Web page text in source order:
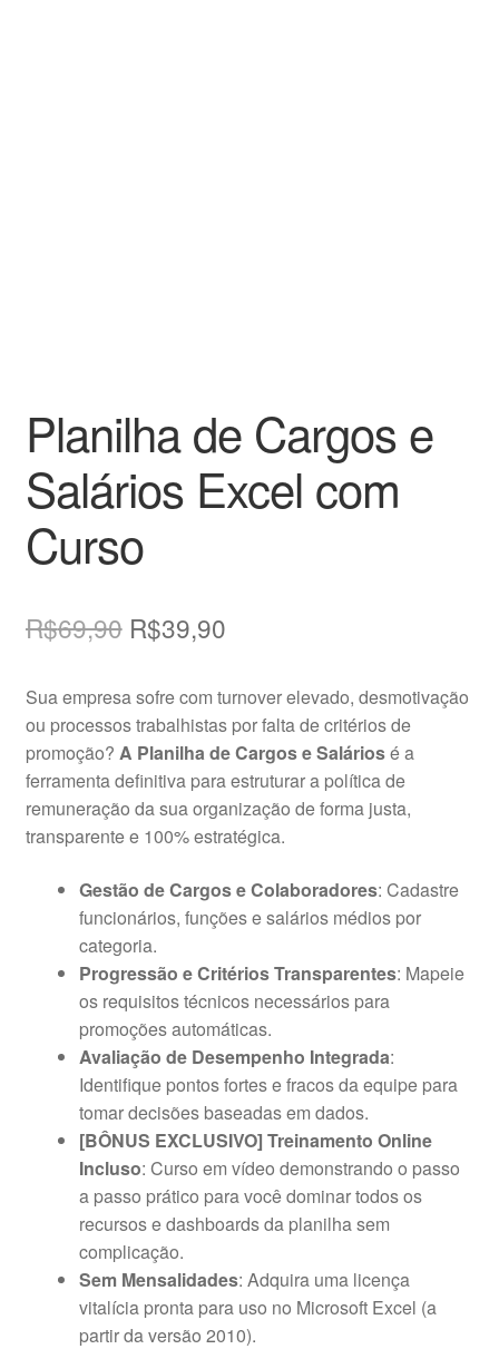
Planilha de Cargos e
Salários Excel com
Curso
R$69,90 O
original
era:
R$69,90.
R$39,90O
atual
é:
R$39,90.
Sua empresa sofre com turnover elevado, desmotivação
ou processos trabalhistas por falta de critérios de
promoção? A Planilha de Cargos e Saláriosé a
ferramenta definitiva para estruturar a política de
remuneração da sua organização de forma justa,
transparente e 100% estratégica.
Gestão de Cargos e Colaboradores: Cadastre
funcionários, funções e salários médios por
categoria.
Progressão e Critérios Transparentes: Mapeie
os requisitos técnicos necessários para
promoções automáticas.
Avaliação de Desempenho Integrada:
Identifique pontos fortes e fracos da equipe para
tomar decisões baseadas em dados.
[BÔNUS EXCLUSIVO] Treinamento Online
Incluso: Curso em vídeo demonstrando o passo
a passo prático para você dominar todos os
recursos e dashboards da planilha sem
complicação.
Sem Mensalidades: Adquira uma licença
vitalícia pronta para uso no Microsoft Excel (a
partir da versão 2010).